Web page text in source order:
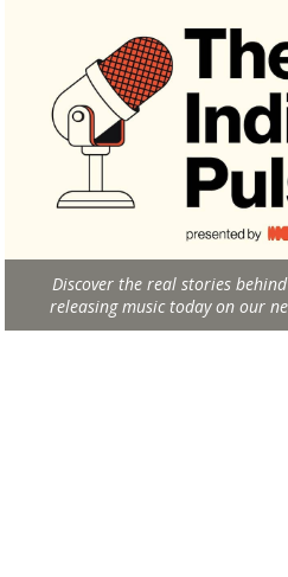
Discover the real stories
releasing music today on our